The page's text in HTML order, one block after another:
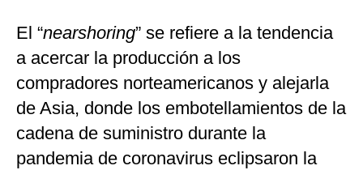
El “nearshoring” se refiere a la tendencia
a acercar la producción a los
compradores norteamericanos y alejarla
de Asia, donde los embotellamientos de la
cadena de suministro durante la
pandemia de coronavirus eclipsaron la